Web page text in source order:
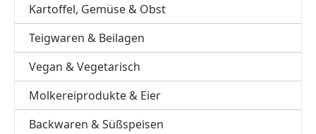
Kartoffel, Gemüse & Obst
Teigwaren & Beilagen
Vegan & Vegetarisch
Molkereiprodukte & Eier
Backwaren & Süßspeisen